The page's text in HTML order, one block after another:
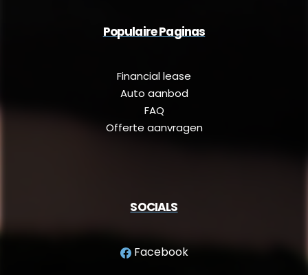
Populaire Paginas
Financial lease
Auto aanbod
FAQ
Offerte aanvragen
SOCIALS
Facebook